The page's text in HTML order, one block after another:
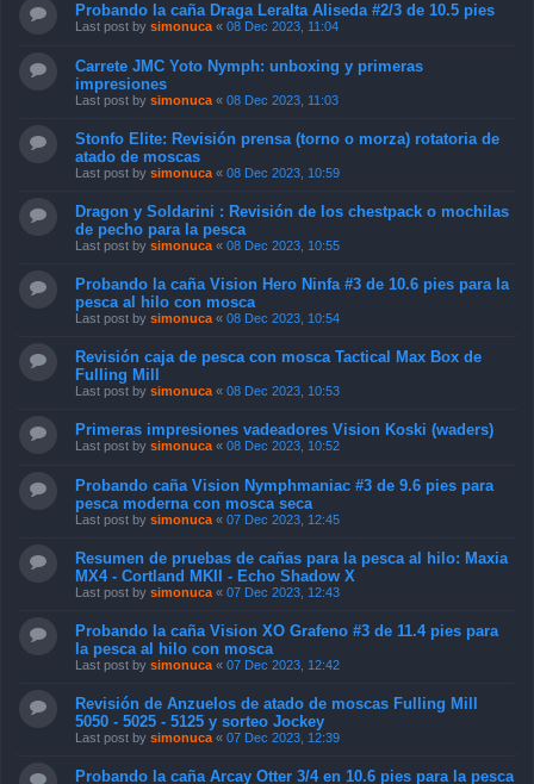
Probando la caña Draga Leralta Aliseda #2/3 de 10.5 pies
Last post by simonuca « 08 Dec 2023, 11:04
Carrete JMC Yoto Nymph: unboxing y primeras
impresiones
Last post by simonuca « 08 Dec 2023, 11:03
Stonfo Elite: Revisión prensa (torno o morza) rotatoria de
atado de moscas
Last post by simonuca « 08 Dec 2023, 10:59
Dragon y Soldarini : Revisión de los chestpack o mochilas
de pecho para la pesca
Last post by simonuca « 08 Dec 2023, 10:55
Probando la caña Vision Hero Ninfa #3 de 10.6 pies para la
pesca al hilo con mosca
Last post by simonuca « 08 Dec 2023, 10:54
Revisión caja de pesca con mosca Tactical Max Box de
Fulling Mill
Last post by simonuca « 08 Dec 2023, 10:53
Primeras impresiones vadeadores Vision Koski (waders)
Last post by simonuca « 08 Dec 2023, 10:52
Probando caña Vision Nymphmaniac #3 de 9.6 pies para
pesca moderna con mosca seca
Last post by simonuca « 07 Dec 2023, 12:45
Resumen de pruebas de cañas para la pesca al hilo: Maxia
MX4 - Cortland MKII - Echo Shadow X
Last post by simonuca « 07 Dec 2023, 12:43
Probando la caña Vision XO Grafeno #3 de 11.4 pies para
la pesca al hilo con mosca
Last post by simonuca « 07 Dec 2023, 12:42
Revisión de Anzuelos de atado de moscas Fulling Mill
5050 - 5025 - 5125 y sorteo Jockey
Last post by simonuca « 07 Dec 2023, 12:39
Probando la caña Arcay Otter 3/4 en 10.6 pies para la pesca